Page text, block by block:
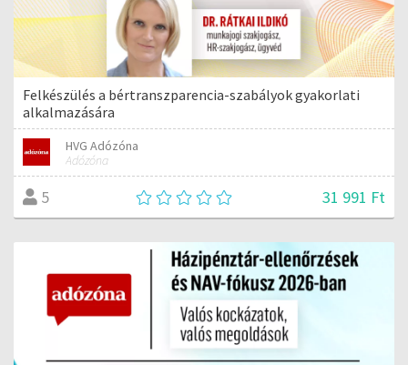
Felkészülés a bértranszparencia-szabályok gyakorlati
alkalmazására
HVG Adózóna
Adózóna
5 31 991 Ft